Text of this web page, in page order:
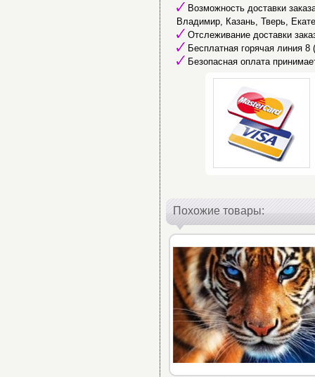
Возможность доставки
Владимир, Казань, Тверь,
Отслеживание доставки
Бесплатная горячая линия
Безопасная оплата
Похожие товары: